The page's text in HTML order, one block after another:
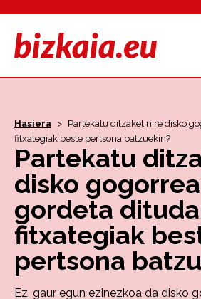
Hasiera > Partekatu ditzaket nire disko
fitxategiak beste pertsona batzuekin?
Partekatu
disko
gordeta
fitxategiak
pertsona
Ez, gaur egun ezinezkoa da disko